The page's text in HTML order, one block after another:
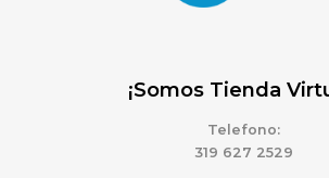
¡Somos Tienda
Telefono:
319 627 2529